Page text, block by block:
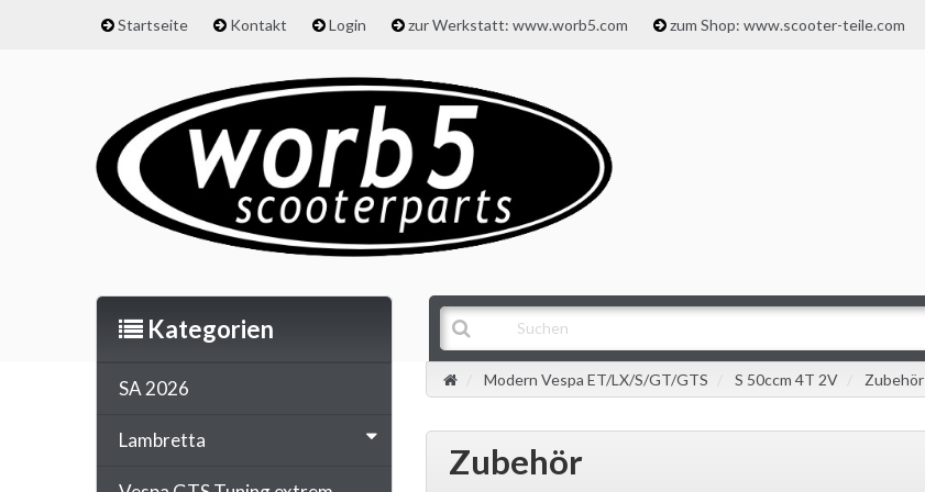
Startseite Kontakt Login zur Werkstatt: www.worb5.com zum Shop: www.scooter-teile.com
Modern Vespa ET/LX/S/GT/GTS S 50ccm 4T 2V Zubehör
Zubehör
Kategorien
SA 2026
Lambretta